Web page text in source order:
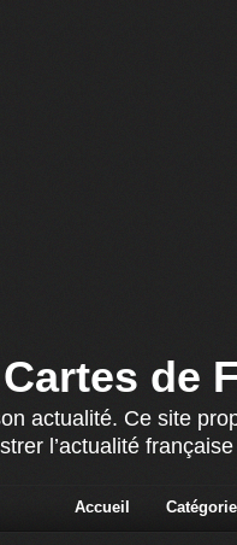
Cartes de
actualité. Ce site
l’actualité
Accueil